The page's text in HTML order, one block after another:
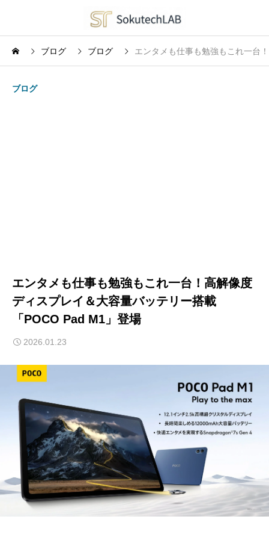
ブログ ブログ エンタメも仕事も勉強もこれ一台
ブログ
エンタメも仕事も勉強もこれ一台！高解像度
ディスプレイ＆大容量バッテリー搭載
「POCO Pad M1」登場
2026.01.23